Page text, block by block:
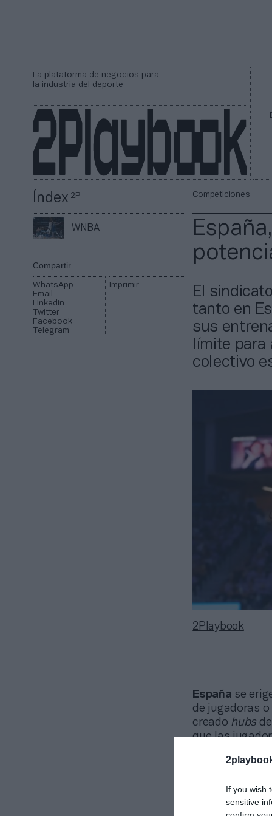
If you wish
sensitive
La plataforma de negocios para
la industria del deporte
Índex2P
WNBA
Compartir
WhatsApp
Email
Linkedin
Twitter
Facebook
Telegram
Imprimir
Competiciones
El
tanto en
sus
límite
colectivo
2Playbook
España se
de jugadoras
creado hubsde
que las
Sports
acuerdo.
La